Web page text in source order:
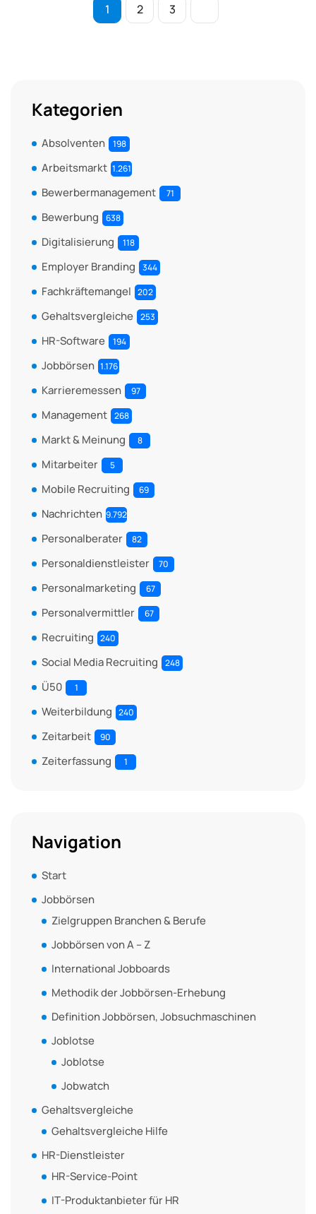
1 2 3
Kategorien
Absolventen 198
Arbeitsmarkt 1.261
Bewerbermanagement 71
Bewerbung 638
Digitalisierung 118
Employer Branding 344
Fachkräftemangel 202
Gehaltsvergleiche 253
HR-Software 194
Jobbörsen 1.176
Karrieremessen 97
Management 268
Markt & Meinung 8
Mitarbeiter 5
Mobile Recruiting 69
Nachrichten 9.792
Personalberater 82
Personaldienstleister 70
Personalmarketing 67
Personalvermittler 67
Recruiting 240
Social Media Recruiting 248
Ü50 1
Weiterbildung 240
Zeitarbeit 90
Zeiterfassung 1
Navigation
Start
Jobbörsen
Zielgruppen Branchen & Berufe
Jobbörsen von A – Z
International Jobboards
Methodik der Jobbörsen-Erhebung
Definition Jobbörsen, Jobsuchmaschinen
Joblotse
Joblotse
Jobwatch
Gehaltsvergleiche
Gehaltsvergleiche Hilfe
HR-Dienstleister
HR-Service-Point
IT-Produktanbieter für HR